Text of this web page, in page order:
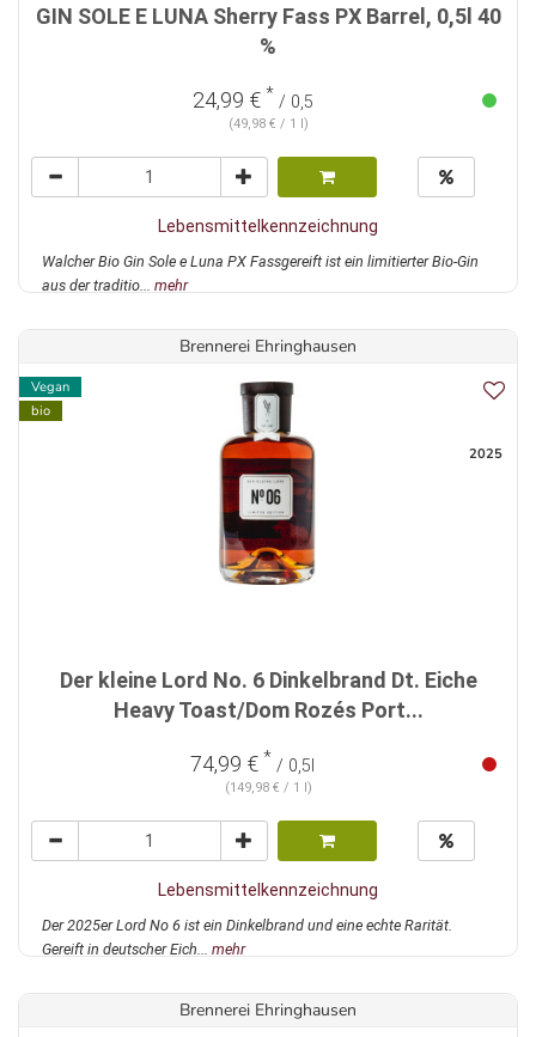
GIN SOLE E LUNA Sherry Fass PX Barrel, 0,5l 40
%
24,99 € * / 0,5
(49,98 € / 1 l)
Lebensmittelkennzeichnung
Walcher Bio Gin Sole e Luna PX Fassgereift ist ein limitierter Bio-Gin
aus der traditio... mehr
Brennerei Ehringhausen
Vegan
bio
2025
Der kleine Lord No. 6 Dinkelbrand Dt. Eiche
Heavy Toast/Dom Rozés Port...
74,99 € * / 0,5l
(149,98 € / 1 l)
Lebensmittelkennzeichnung
Der 2025er Lord No 6 ist ein Dinkelbrand und eine echte Rarität.
Gereift in deutscher Eich... mehr
Brennerei Ehringhausen